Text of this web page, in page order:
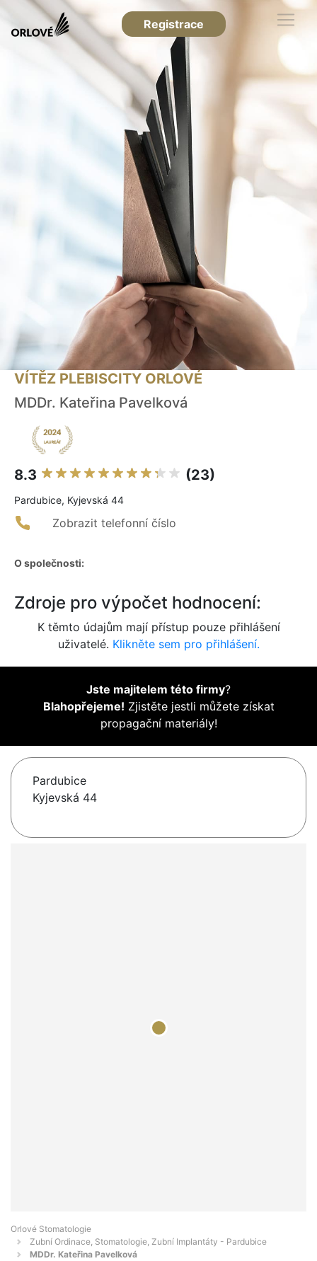
Registrace
VÍTĚZ PLEBISCITY ORLOVÉ
MDDr. Kateřina Pavelková
8.3 (23)
Pardubice, Kyjevská 44
Zobrazit telefonní číslo
O společnosti:
Zdroje pro výpočet hodnocení:
K těmto údajům mají přístup pouze přihlášení
uživatelé. Klikněte sem pro přihlášení.
Jste majitelem této firmy?
Blahopřejeme! Zjistěte jestli můžete získat
propagační materiály!
Pardubice
Kyjevská 44
Orlové Stomatologie
Zubní Ordinace, Stomatologie, Zubní Implantáty - Pardubice
MDDr. Kateřina Pavelková